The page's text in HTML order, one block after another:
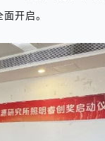
开启。